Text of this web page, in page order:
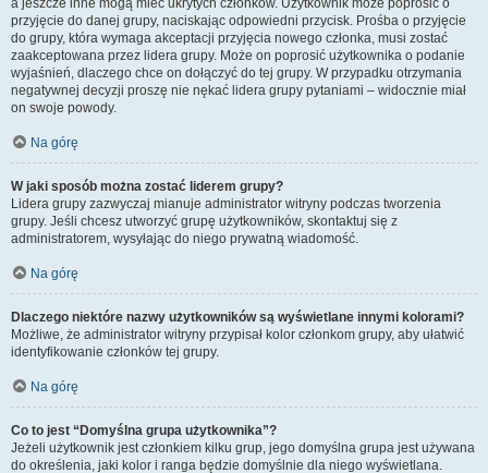
a jeszcze inne mogą mieć ukrytych członków. Użytkownik może poprosić o
przyjęcie do danej grupy, naciskając odpowiedni przycisk. Prośba o przyjęcie
do grupy, która wymaga akceptacji przyjęcia nowego członka, musi zostać
zaakceptowana przez lidera grupy. Może on poprosić użytkownika o podanie
wyjaśnień, dlaczego chce on dołączyć do tej grupy. W przypadku otrzymania
negatywnej decyzji proszę nie nękać lidera grupy pytaniami – widocznie miał
on swoje powody.
Na górę
W jaki sposób można zostać liderem grupy?
Lidera grupy zazwyczaj mianuje administrator witryny podczas tworzenia
grupy. Jeśli chcesz utworzyć grupę użytkowników, skontaktuj się z
administratorem, wysyłając do niego prywatną wiadomość.
Na górę
Dlaczego niektóre nazwy użytkowników są wyświetlane innymi kolorami?
Możliwe, że administrator witryny przypisał kolor członkom grupy, aby ułatwić
identyfikowanie członków tej grupy.
Na górę
Co to jest “Domyślna grupa użytkownika”?
Jeżeli użytkownik jest członkiem kilku grup, jego domyślna grupa jest używana
do określenia, jaki kolor i ranga będzie domyślnie dla niego wyświetlana.